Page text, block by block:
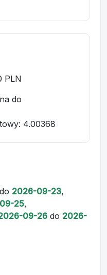
PLN
do
: 4.00368
do 2026-09-23,
25,
09-26 do 2026-